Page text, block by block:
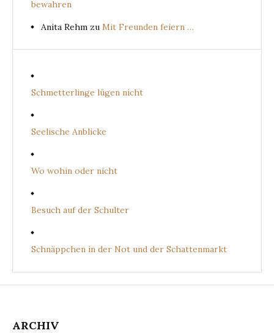
bewahren
Anita Rehm zu Mit Freunden feiern …
Schmetterlinge lügen nicht
Seelische Anblicke
Wo wohin oder nicht
Besuch auf der Schulter
Schnäppchen in der Not und der Schattenmarkt
ARCHIV